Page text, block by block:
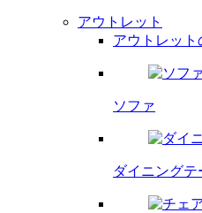
アウトレット
アウトレット
ソファ
ダイニングテ